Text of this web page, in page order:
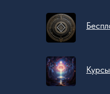
@zovsevera
@zovsevera
@zovsevera
Блог